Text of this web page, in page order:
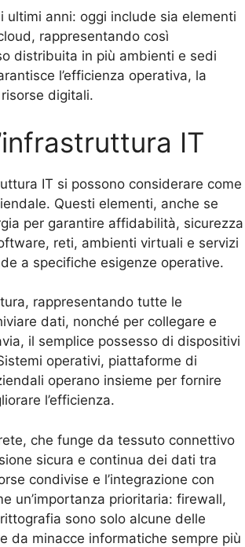
anni: oggi include sia elementi
rappresentando così
distribuita in più ambienti e sedi
l’efficienza operativa, la
digitali.
IT
IT si possono considerare come
Questi elementi, anche se
per garantire affidabilità, sicurezza
reti, ambienti virtuali e servizi
a specifiche esigenze operative.
rappresentando tutte le
dati, nonché per collegare e
il semplice possesso di dispositivi
operativi, piattaforme di
operano insieme per fornire
l’efficienza.
che funge da tessuto connettivo
sicura e continua dei dati tra
condivise e l’integrazione con
un’importanza prioritaria: firewall,
sono solo alcune delle
da minacce informatiche sempre più